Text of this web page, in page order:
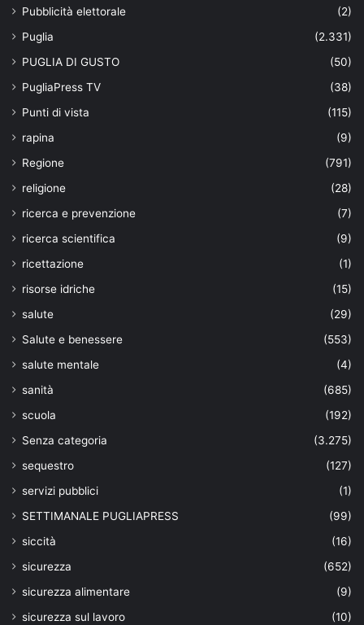
Pubblicità elettorale
(2)
Puglia
(2.331)
PUGLIA DI GUSTO
(50)
PugliaPress TV
(38)
Punti di vista
(115)
rapina
(9)
Regione
(791)
religione
(28)
ricerca e prevenzione
(7)
ricerca scientifica
(9)
ricettazione
(1)
risorse idriche
(15)
salute
(29)
Salute e benessere
(553)
salute mentale
(4)
sanità
(685)
scuola
(192)
Senza categoria
(3.275)
sequestro
(127)
servizi pubblici
(1)
SETTIMANALE PUGLIAPRESS
(99)
siccità
(16)
sicurezza
(652)
sicurezza alimentare
(9)
sicurezza sul lavoro
(10)